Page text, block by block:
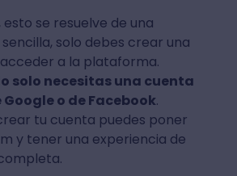
se resuelve de una
solo debes crear una
a la plataforma.
solo necesitas una cuenta
Google o de Facebook.
tu cuenta puedes poner
y tener una experiencia de